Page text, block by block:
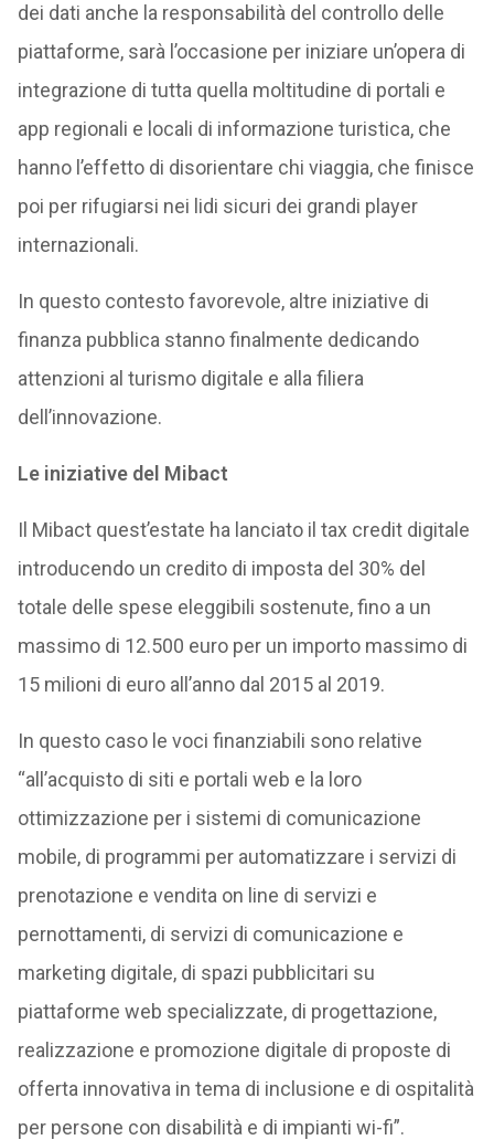
dei dati anche la responsabilità del controllo delle
piattaforme, sarà l’occasione per iniziare un’opera di
integrazione di tutta quella moltitudine di portali e
app regionali e locali di informazione turistica, che
hanno l’effetto di disorientare chi viaggia, che finisce
poi per rifugiarsi nei lidi sicuri dei grandi player
internazionali.
In questo contesto favorevole, altre iniziative di
finanza pubblica stanno finalmente dedicando
attenzioni al turismo digitale e alla filiera
dell’innovazione.
Le iniziative del Mibact
Il Mibact quest’estate ha lanciato il tax credit digitale
introducendo un credito di imposta del 30% del
totale delle spese eleggibili sostenute, fino a un
massimo di 12.500 euro per un importo massimo di
15 milioni di euro all’anno dal 2015 al 2019.
In questo caso le voci finanziabili sono relative
“all’acquisto di siti e portali web e la loro
ottimizzazione per i sistemi di comunicazione
mobile, di programmi per automatizzare i servizi di
prenotazione e vendita on line di servizi e
pernottamenti, di servizi di comunicazione e
marketing digitale, di spazi pubblicitari su
piattaforme web specializzate, di progettazione,
realizzazione e promozione digitale di proposte di
offerta innovativa in tema di inclusione e di ospitalità
per persone con disabilità e di impianti wi-fi”.